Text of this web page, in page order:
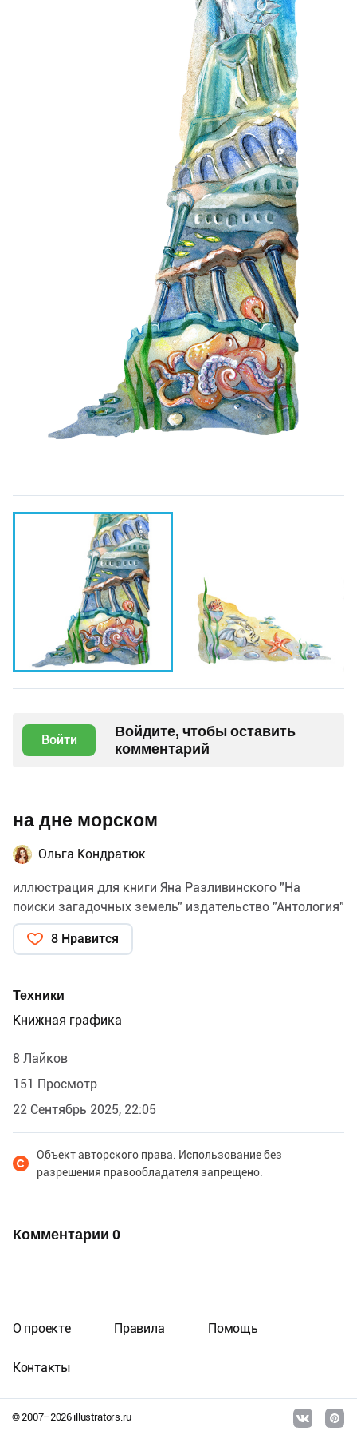
Войти
Войдите, чтобы оставить
комментарий
на дне морском
Ольга Кондратюк
иллюстрация для книги Яна Разливинского "На
поиски загадочных земель" издательство "Антология"
8 Нравится
Техники
Книжная графика
8 Лайков
151 Просмотр
22 Сентябрь 2025, 22:05
Объект авторского права. Использование без
разрешения правообладателя запрещено.
Комментарии 0
© 2007–2026illustrators.ru
О проекте Правила Помощь
Контакты